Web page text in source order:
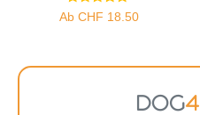
Bewertet
mit
Ab CHF 18.50
DOG4